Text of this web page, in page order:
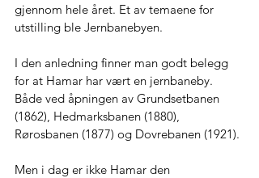
gjennom hele året. Et av temaene for
utstilling ble Jernbanebyen.
I den anledning finner man godt belegg
for at Hamar har vært en jernbaneby.
Både ved åpningen av Grundsetbanen
(1862), Hedmarksbanen (1880),
Rørosbanen (1877) og Dovrebanen (1921).
Men i dag er ikke Hamar den